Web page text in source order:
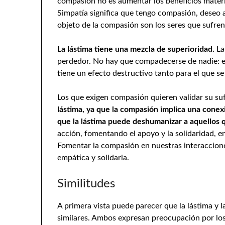
Simpatía significa que tengo compasión,
objeto de la compasión son los seres que
La lástima tiene una mezcla de superioridad.
perdedor. No hay que compadecerse de
tiene un efecto destructivo tanto para el que
Los que exigen compasión quieren validar su
lástima, ya que la compasión implica una
que la lástima puede deshumanizar a aquellos
acción, fomentando el apoyo y la solidaridad,
Fomentar la compasión en nuestras
empática y solidaria.
Similitudes
A primera vista puede parecer que la lástima y
similares. Ambos expresan preocupación por